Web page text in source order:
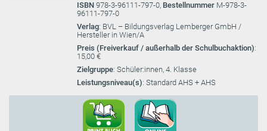
ISBN 978-3-96111-797-0, Bestellnummer M-978-3-
96111-797-0
Verlag: BVL – Bildungsverlag Lemberger GmbH /
Hersteller in Wien/A
Preis (Freiverkauf / außerhalb der Schulbuchaktion):
15,00 €
Zielgruppe: Schüler:innen, 4. Klasse
Leistungsniveau(s): Standard AHS + AHS